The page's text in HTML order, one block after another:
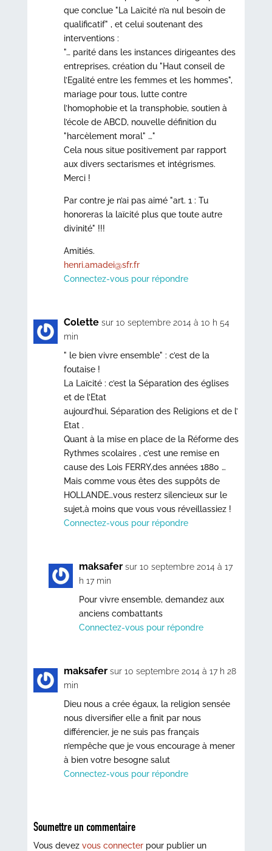
que conclue "La Laïcité n’a nul besoin de
qualificatif" , et celui soutenant des
interventions :
"… parité dans les instances dirigeantes des
entreprises, création du "Haut conseil de
l’Egalité entre les femmes et les hommes",
mariage pour tous, lutte contre
l’homophobie et la transphobie, soutien à
l’école de ABCD, nouvelle définition du
"harcèlement moral" …"
Cela nous situe positivement par rapport
aux divers sectarismes et intégrismes.
Merci !
Par contre je n’ai pas aimé "art. 1 : Tu
honoreras la laïcité plus que toute autre
divinité" !!!
Amitiés.
henri.amadei@sfr.fr
Connectez-vous pour répondre
Colette sur 10 septembre 2014 à 10 h 54
min
" le bien vivre ensemble" : c’est de la
foutaise !
La Laïcité : c’est la Séparation des églises
et de l’Etat
aujourd’hui, Séparation des Religions et de l’
Etat .
Quant à la mise en place de la Réforme des
Rythmes scolaires , c’est une remise en
cause des Lois FERRY,des années 1880 …
Mais comme vous êtes des suppôts de
HOLLANDE…vous resterz silencieux sur le
sujet,à moins que vous vous réveillassiez !
Connectez-vous pour répondre
maksafer sur 10 septembre 2014 à 17
h 17 min
Pour vivre ensemble, demandez aux
anciens combattants
Connectez-vous pour répondre
maksafer sur 10 septembre 2014 à 17 h 28
min
Dieu nous a crée égaux, la religion sensée
nous diversifier elle a finit par nous
différencier, je ne suis pas français
n’empêche que je vous encourage à mener
à bien votre besogne salut
Connectez-vous pour répondre
Soumettre un commentaire
Vous devez vous connecterpour publier un